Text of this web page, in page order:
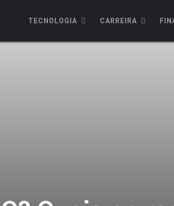
TECNOLOGIA CARREIRA